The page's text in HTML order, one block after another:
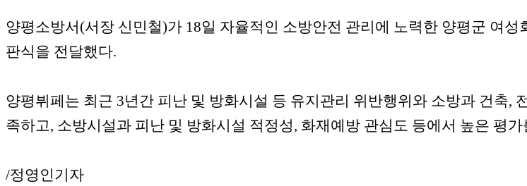
양평소방서(서장 신민철)가 18일 자율적인 소방안전 관리에 노력한 양평군 여
판식을 전달했다.
양평뷔페는 최근 3년간 피난 및 방화시설 등 유지관리 위반행위와 소방과 건축,
족하고, 소방시설과 피난 및 방화시설 적정성, 화재예방 관심도 등에서 높은 평
/정영인기자